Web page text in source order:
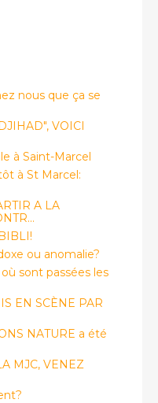
nous que ça se
VOICI
à Saint-Marcel
à St Marcel:
A LA
ou anomalie?
où sont passées les
EN SCÈNE PAR
NATURE a été
MJC, VENEZ